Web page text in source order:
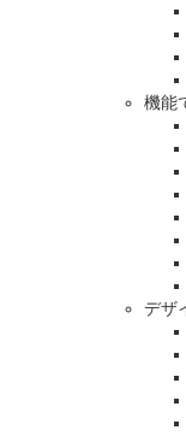
機能
デザ